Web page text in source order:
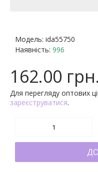
Модель: ida55750
Наявність: 996
162.00 грн.
Для перегляду оптових
зареєструватися.